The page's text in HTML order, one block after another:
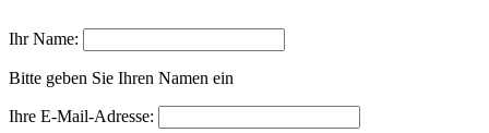
Ihr Name:
Bitte geben Sie Ihren Namen ein
Ihre E-Mail-Adresse: